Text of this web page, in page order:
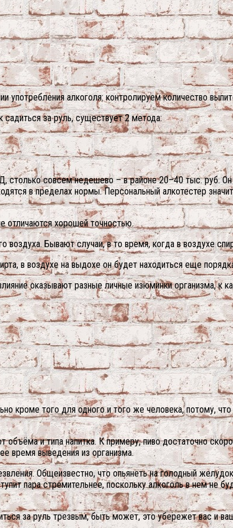
употребления алкоголя: контролируем количество
за руль, существует 2 метода:
совсем недешево – в районе 20–40 тыс. руб. Он
в пределах нормы. Персональный алкотестер
отличаются хорошей точностью.
воздуха. Бывают случаи, в то время, когда в воздухе
в воздухе на выдохе он будет находиться еще
оказывают разные личные изюминки организма, к
кроме того для одного и того же человека, потому,
и типа напитка. К примеру, пиво достаточно
время выведения из организма.
Общеизвестно, что опьянеть на голодный
пара стремительнее, поскольку алкоголь в нем не
за руль трезвым, быть может, это убережет вас и